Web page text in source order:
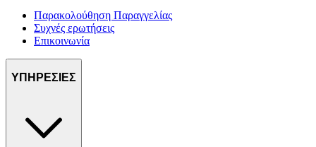
Παρακολούθηση Παραγγελίας
Συχνές ερωτήσεις
Επικοινωνία
ΥΠΗΡΕΣΙΕΣ